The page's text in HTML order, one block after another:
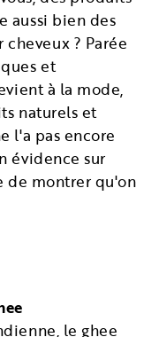
aussi bien des
? Parée
et
à la mode,
naturels et
l'a pas encore
évidence sur
de montrer qu'on
le ghee